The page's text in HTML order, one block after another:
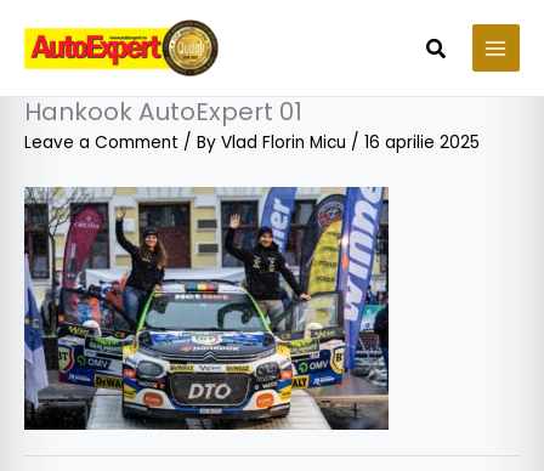
content
Search
Hankook AutoExpert 01
Leave a Comment / By Vlad Florin Micu / 16 aprilie 2025